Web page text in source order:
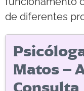
de diferentes
Matos –